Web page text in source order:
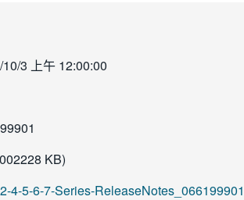
3 上午 12:00:00
KB)
4-5-6-7-Series-